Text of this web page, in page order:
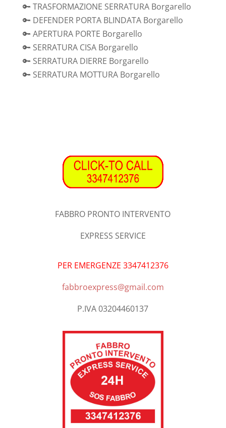
🔑 TRASFORMAZIONE SERRATURA Borgarello
🔑 DEFENDER PORTA BLINDATA Borgarello
🔑 APERTURA PORTE Borgarello
🔑 SERRATURA CISA Borgarello
🔑 SERRATURA DIERRE Borgarello
🔑 SERRATURA MOTTURA Borgarello
FABBRO PRONTO INTERVENTO
EXPRESS SERVICE
PER EMERGENZE 3347412376
fabbroexpress@gmail.com
P.IVA 03204460137